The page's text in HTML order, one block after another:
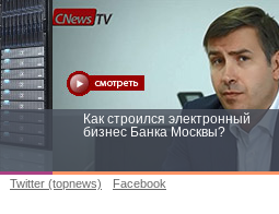
Как строился электронный
бизнес Банка Москвы?
Twitter (topnews) Facebook